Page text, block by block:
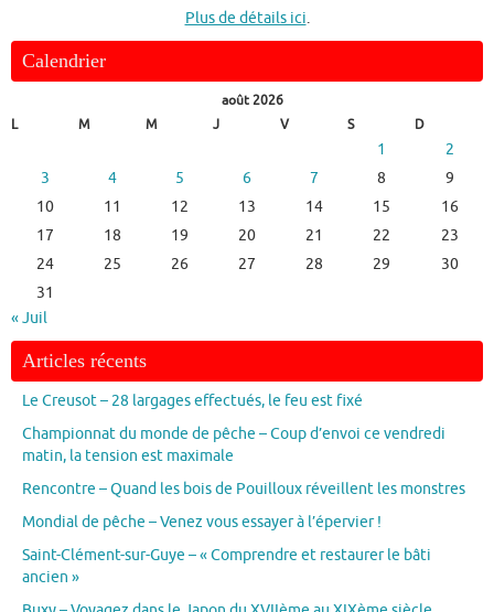
Plus de détails ici.
Calendrier
août 2026
L
M M J V S D
1
2
3
4 5 6 7 8
9
10
11 12 13 14 15
16
17
18 19 20 21 22
23
24
25 26 27 28 29
30
31
« Juil
Articles récents
Le Creusot – 28 largages effectués, le feu est fixé
Championnat du monde de pêche – Coup d’envoi ce vendredi
matin, la tension est maximale
Rencontre – Quand les bois de Pouilloux réveillent les monstres
Mondial de pêche – Venez vous essayer à l’épervier !
Saint-Clément-sur-Guye – « Comprendre et restaurer le bâti
ancien »